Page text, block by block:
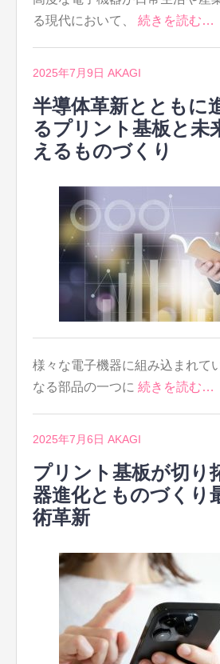
る現代において、 続きを読む…
2025年7月9日 AKAGI
半導体革新とともに
るプリント基板と未
えるものづくり
様々な電子機器に組み込まれて
なる部品の一つに 続きを読む…
2025年7月6日 AKAGI
プリント基板が切り
器進化とものづくり
術革新